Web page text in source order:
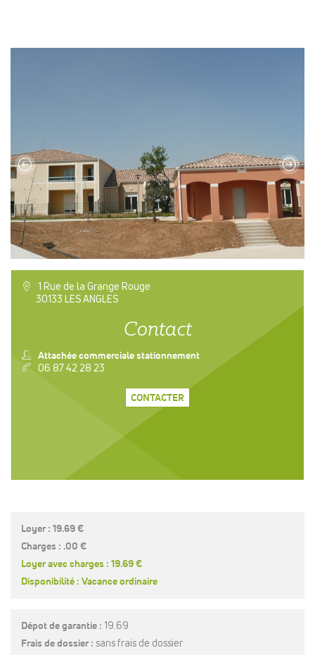
a
1 Rue de la Grange Rouge
30133 LES ANGLES
Contact
n Attachée commerciale stationnement
v 06 87 42 28 23
CONTACTER
Loyer : 19.69 €
Charges : .00 €
Loyer avec charges : 19.69 €
Disponibilité : Vacance ordinaire
Dépot de garantie : 19.69
Frais de dossier : sans frais de dossier